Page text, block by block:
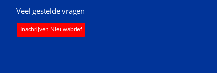
Veel gestelde vragen
Inschrijven Nieuwsbrief